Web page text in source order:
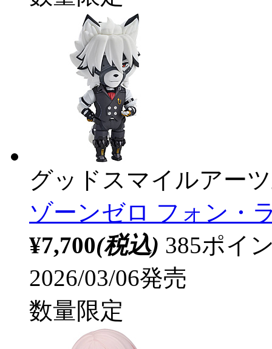
グッドスマイルアー
ゾーンゼロ フォン・
¥7,700(税込) 385ポイ
2026/03/06発売
数量限定